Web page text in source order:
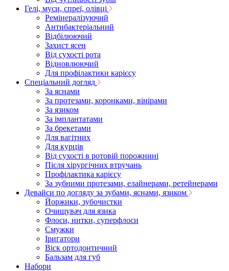
Гелі, муси, спреї, олівці
Ремінералізуючий
Антибактеріальний
Відбілюючий
Захист ясен
Від сухості рота
Відновлюючий
Для профілактики карієсу
Спеціальний догляд
За яснами
За протезами, коронками, вінірами
За язиком
За імплантатами
За брекетами
Для вагітних
Для курців
Від сухості в ротовій порожнині
Після хірургічних втручань
Профілактика карієсу
За зубними протезами, елайнерами, ретейнерами
Девайси по догляду за зубами, яснами, язиком
Йоржики, зубочистки
Очищувач для язика
Флоси, нитки, суперфлоси
Смужки
Іригатори
Віск ортодонтичний
Бальзам для губ
Набори